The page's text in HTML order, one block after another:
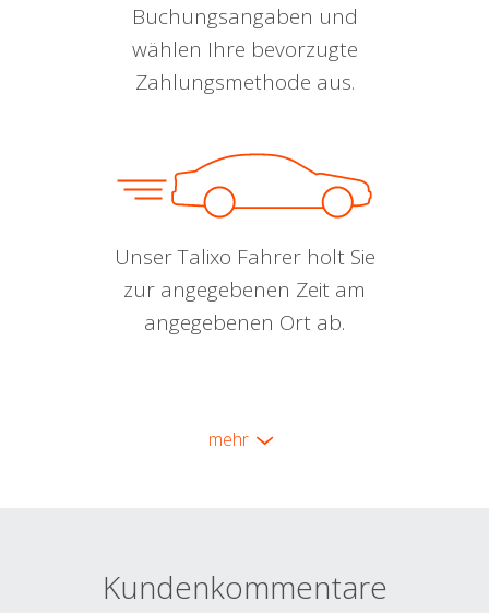
Buchungsangaben und
wählen Ihre bevorzugte
Zahlungsmethode aus.
Unser Talixo Fahrer holt Sie
zur angegebenen Zeit am
angegebenen Ort ab.
mehr
Kundenkommentare